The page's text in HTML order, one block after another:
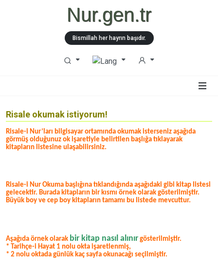
Nur.gen.tr
Bismillah her hayrın başıdır.
Risale okumak istiyorum!
Risale-i Nur’ları bilgisayar ortamında okumak isterseniz aşağıda
görmüş olduğunuz ok işaretiyle belirtilen başlığa tıklayarak
kitapların listesine ulaşabilirsiniz.
Risale-i Nur Okuma başlığına tıklandığında aşağıdaki gibi kitap listesi
gelecektir. Burada kitapların bir kısmı örnek olarak gösterilmiştir.
Büyük boy ve cep boy kitapların tamamı bu listede mevcuttur.
Aşağıda örnek olarak bir kitap nasıl alınır gösterilmiştir.
* Tarihçe-i Hayat 1 nolu okta işaretlenmiş,
* 2 nolu oktada günlük kaç sayfa okunacağı seçilmiştir.